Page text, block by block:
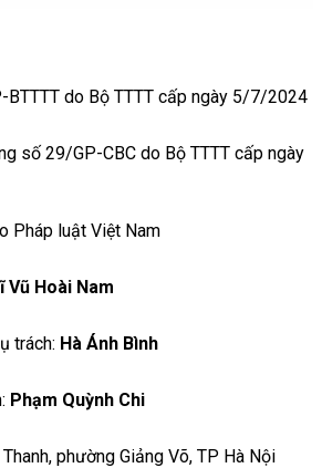
BTTTT do Bộ TTTT cấp ngày 5/7/2024
số 29/GP-CBC do Bộ TTTT cấp ngày
Pháp luật Việt Nam
Vũ Hoài Nam
trách: Hà Ánh Bình
Phạm Quỳnh Chi
phường Giảng Võ, TP Hà Nội